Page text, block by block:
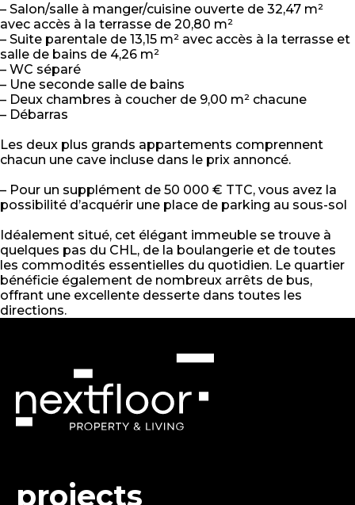
– Salon/salle à manger/cuisine ouverte de 32,47 m²
avec accès à la terrasse de 20,80 m²
– Suite parentale de 13,15 m² avec accès à la terrasse et
salle de bains de 4,26 m²
– WC séparé
– Une seconde salle de bains
– Deux chambres à coucher de 9,00 m² chacune
– Débarras
Les deux plus grands appartements comprennent
chacun une cave incluse dans le prix annoncé.
– Pour un supplément de 50 000 € TTC, vous avez la
possibilité d’acquérir une place de parking au sous-sol
Idéalement situé, cet élégant immeuble se trouve à
quelques pas du CHL, de la boulangerie et de toutes
les commodités essentielles du quotidien. Le quartier
bénéficie également de nombreux arrêts de bus,
offrant une excellente desserte dans toutes les
directions.
projects